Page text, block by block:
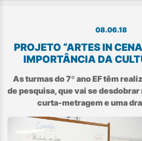
08.06.18
PROJETO “ARTES IN
IMPORTÂNCIA DA
As turmas do 7º ano EF têm
de pesquisa, que vai se
curta-metragem e uma